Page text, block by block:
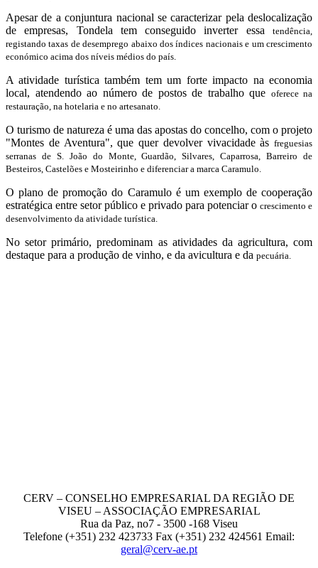
Apesar de a conjuntura nacional se caracterizar pela deslocalização
de empresas, Tondela tem conseguido inverter essa tendência,
registando taxas de desemprego abaixo dos índices nacionais e um crescimento
económico acima dos níveis médios do país.
A atividade turística também tem um forte impacto na economia
local, atendendo ao número de postos de trabalho que oferece na
restauração, na hotelaria e no artesanato.
O turismo de natureza é uma das apostas do concelho, com o projeto
"Montes de Aventura", que quer devolver vivacidade às freguesias
serranas de S. João do Monte, Guardão, Silvares, Caparrosa, Barreiro de
Besteiros, Castelões e Mosteirinho e diferenciar a marca Caramulo.
O plano de promoção do Caramulo é um exemplo de cooperação
estratégica entre setor público e privado para potenciar o crescimento e
desenvolvimento da atividade turística.
No setor primário, predominam as atividades da agricultura, com
destaque para a produção de vinho, e da avicultura e da pecuária.
CERV – CONSELHO EMPRESARIAL DA REGIÃO DE
VISEU – ASSOCIAÇÃO EMPRESARIAL
Rua da Paz, no7 - 3500 -168 Viseu
Telefone (+351) 232 423733 Fax (+351) 232 424561 Email:
geral@cerv-ae.pt